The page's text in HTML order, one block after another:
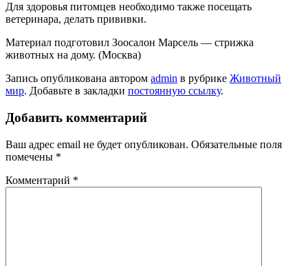
Для здоровья питомцев необходимо также посещать
ветеринара, делать прививки.
Материал подготовил Зоосалон Марсель — стрижка
животных на дому. (Москва)
Запись опубликована автором admin в рубрике Животный
мир. Добавьте в закладки постоянную ссылку.
Добавить комментарий
Ваш адрес email не будет опубликован. Обязательные поля
помечены *
Комментарий *